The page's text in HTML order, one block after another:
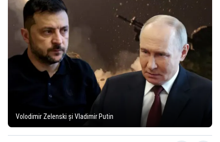
Volodimir Zelenski și Vladimir Putin